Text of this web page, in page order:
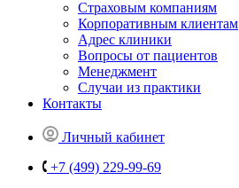
Страховым компаниям
Корпоративным клиентам
Адрес клиники
Вопросы от пациентов
Менеджмент
Случаи из практики
Контакты
Личный кабинет
+7 (499) 229-99-69